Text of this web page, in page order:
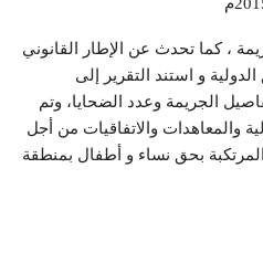
، كما تحدث عن الإطار القانوني
و استند التقرير إلى
الجريمة وعدد الضحايا، وتم
والمعاهدات والاتفاقيات من أجل
بحق نساء و أطفال بمنطقة